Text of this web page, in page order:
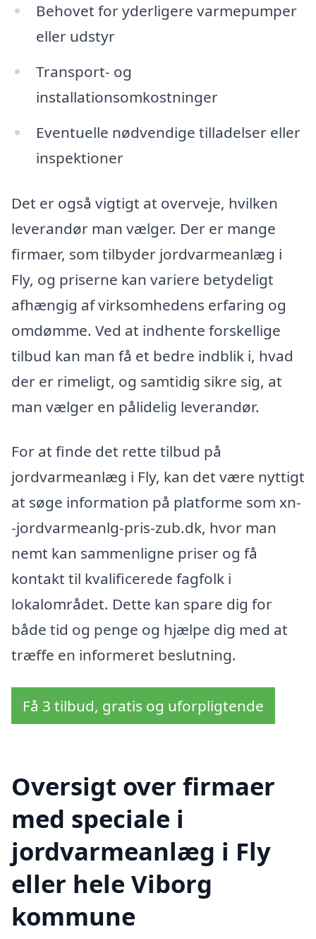
Behovet for yderligere varmepumper
eller udstyr
Transport- og
installationsomkostninger
Eventuelle nødvendige tilladelser eller
inspektioner
Det er også vigtigt at overveje, hvilken
leverandør man vælger. Der er mange
firmaer, som tilbyder jordvarmeanlæg i
Fly, og priserne kan variere betydeligt
afhængig af virksomhedens erfaring og
omdømme. Ved at indhente forskellige
tilbud kan man få et bedre indblik i, hvad
der er rimeligt, og samtidig sikre sig, at
man vælger en pålidelig leverandør.
For at finde det rette tilbud på
jordvarmeanlæg i Fly, kan det være nyttigt
at søge information på platforme som xn-
-jordvarmeanlg-pris-zub.dk, hvor man
nemt kan sammenligne priser og få
kontakt til kvalificerede fagfolk i
lokalområdet. Dette kan spare dig for
både tid og penge og hjælpe dig med at
træffe en informeret beslutning.
Få 3 tilbud, gratis og uforpligtende
Oversigt over firmaer
med speciale i
jordvarmeanlæg i Fly
eller hele Viborg
kommune